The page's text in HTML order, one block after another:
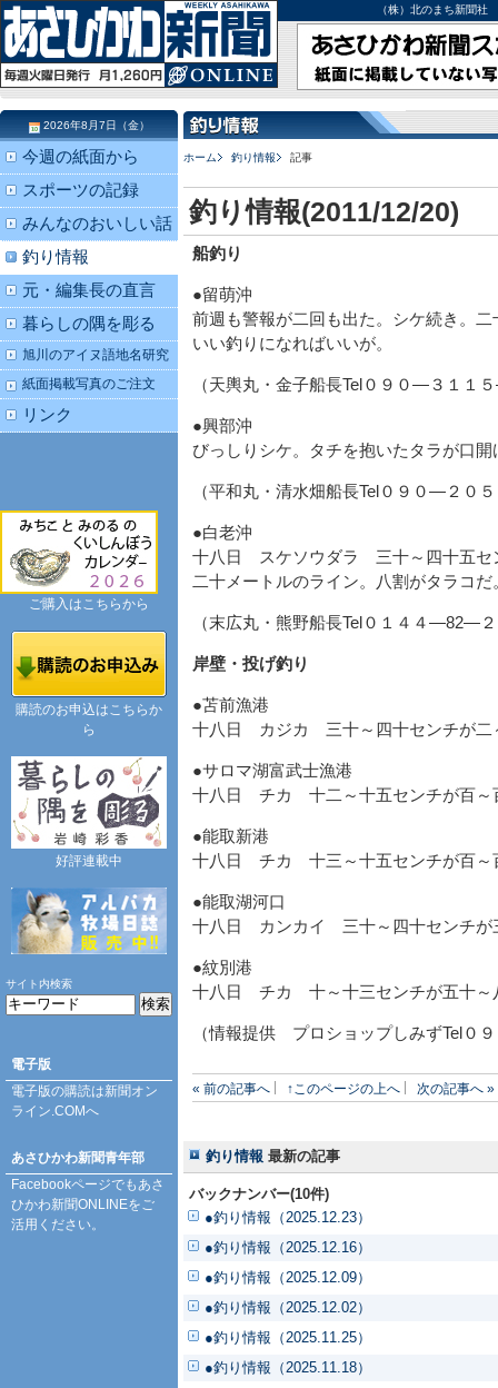
（株）北のまち新聞
ホーム 釣り情報 記事
釣り情報(2011/12/20)
船釣り
●留萌沖
前週も警報が二回も出た。シケ続き。
いい釣りになればいいが。
（天輿丸・金子船長Tel０９０―３１１
●興部沖
びっしりシケ。タチを抱いたタラが口
（平和丸・清水畑船長Tel０９０―２０
●白老沖
十八日 スケソウダラ 三十～四十五セ
二十メートルのライン。八割がタラコだ
（末広丸・熊野船長Tel０１４４―82―
岸壁・投げ釣り
●苫前漁港
十八日 カジカ 三十～四十センチが二
●サロマ湖富武士漁港
十八日 チカ 十二～十五センチが百～
●能取新港
十八日 チカ 十三～十五センチが百～
●能取湖河口
十八日 カンカイ 三十～四十センチが
●紋別港
十八日 チカ 十～十三センチが五十～
（情報提供 プロショップしみずTel０
« 前の記事へ ↑このページの上へ 次の記事へ »
釣り情報 最新の記事
バックナンバー(10件)
●釣り情報（2025.12.23）
●釣り情報（2025.12.16）
●釣り情報（2025.12.09）
●釣り情報（2025.12.02）
●釣り情報（2025.11.25）
●釣り情報（2025.11.18）
2026年8月7日（金）
今週の紙面から
スポーツの記録
みんなのおいしい話
釣り情報
元・編集長の直言
暮らしの隅を彫る
旭川のアイヌ語地名研究
紙面掲載写真のご注文
リンク
ご購入はこちらから
購読のお申込はこちらか
ら
好評連載中
サイト内検索
電子版
電子版の購読は新聞オン
ライン.COMへ
あさひかわ新聞青年部
Facebookページでもあさ
ひかわ新聞ONLINEをご
活用ください。